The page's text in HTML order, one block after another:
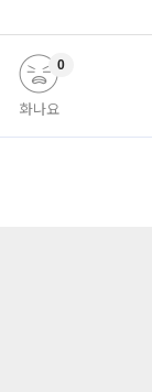
화나요
0